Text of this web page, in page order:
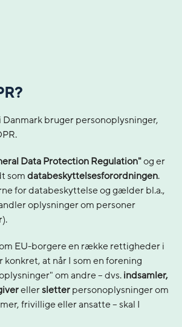
Danmark bruger personoplysninger,
Data Protection Regulation"og er
somdatabeskyttelsesforordningen.
for databeskyttelse og gælder bl.a.,
oplysninger om personer
EU-borgere en række rettigheder i
at når I som en forening
om andre – dvs.indsamler,
ellersletterpersonoplysninger om
frivillige eller ansatte – skal I